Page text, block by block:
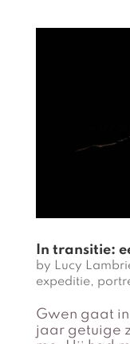
In transitie:
by Lucy
expeditie,
Gwen gaat
jaar getuige